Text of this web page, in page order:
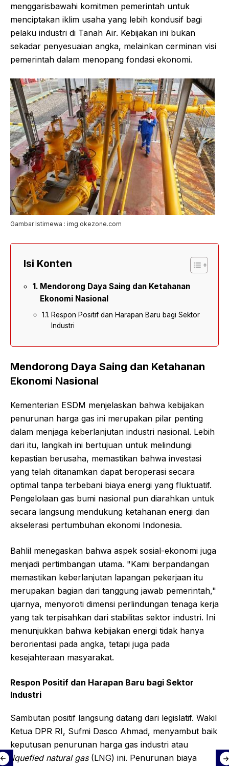
menggarisbawahi komitmen pemerintah untuk
menciptakan iklim usaha yang lebih kondusif bagi
pelaku industri di Tanah Air. Kebijakan ini bukan
sekadar penyesuaian angka, melainkan cerminan visi
pemerintah dalam menopang fondasi ekonomi.
Gambar Istimewa : img.okezone.com
Isi Konten
Mendorong Daya Saing dan Ketahanan
Ekonomi Nasional
Respon Positif dan Harapan Baru bagi Sektor
Industri
Mendorong Daya Saing dan Ketahanan
Ekonomi Nasional
Kementerian ESDM menjelaskan bahwa kebijakan
penurunan harga gas ini merupakan pilar penting
dalam menjaga keberlanjutan industri nasional. Lebih
dari itu, langkah ini bertujuan untuk melindungi
kepastian berusaha, memastikan bahwa investasi
yang telah ditanamkan dapat beroperasi secara
optimal tanpa terbebani biaya energi yang fluktuatif.
Pengelolaan gas bumi nasional pun diarahkan untuk
secara langsung mendukung ketahanan energi dan
akselerasi pertumbuhan ekonomi Indonesia.
Bahlil menegaskan bahwa aspek sosial-ekonomi juga
menjadi pertimbangan utama. "Kami berpandangan
memastikan keberlanjutan lapangan pekerjaan itu
merupakan bagian dari tanggung jawab pemerintah,"
ujarnya, menyoroti dimensi perlindungan tenaga kerja
yang tak terpisahkan dari stabilitas sektor industri. Ini
menunjukkan bahwa kebijakan energi tidak hanya
berorientasi pada angka, tetapi juga pada
kesejahteraan masyarakat.
Respon Positif dan Harapan Baru bagi Sektor
Industri
Sambutan positif langsung datang dari legislatif. Wakil
Ketua DPR RI, Sufmi Dasco Ahmad, menyambut baik
keputusan penurunan harga gas industri atau
liquefied natural gas(LNG) ini. Penurunan biaya